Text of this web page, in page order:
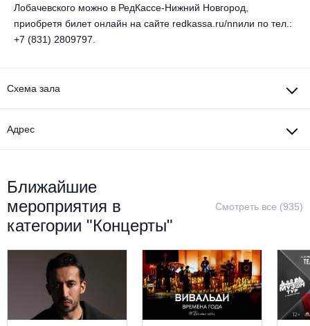
Металл
Лобачевского можно в РедКассе-Нижний Новгород,
приобретя билет онлайн на сайте redkassa.ru/nnили по тел.:
+7 (831) 2809797.
Схема зала
Адрес
Ближайшие
мероприятия в
категории "Концерты"
Смотреть все (935)